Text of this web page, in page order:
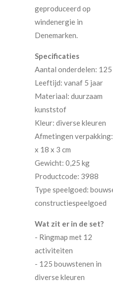
geproduceerd op
windenergie in
Denemarken.
Specificaties
Aantal onderdelen: 125
Leeftijd: vanaf 5 jaar
Materiaal: duurzaam
kunststof
Kleur: diverse kleuren
Afmetingen
x 18 x 3 cm
Gewicht: 0,25 kg
Productcode: 3988
Type speelgoed:
constructiespeelgoed
Wat zit er in de set?
- Ringmap met 12
activiteiten
- 125 bouwstenen in
diverse kleuren